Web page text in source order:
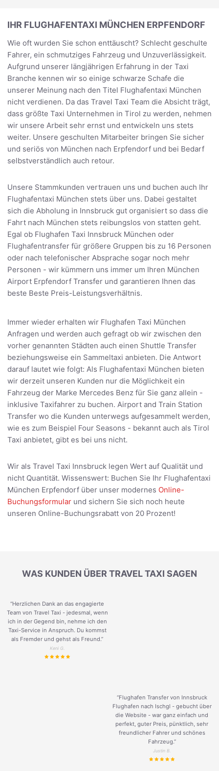
IHR FLUGHAFENTAXI MÜNCHEN ERPFENDORF
Wie oft wurden Sie schon enttäuscht? Schlecht geschulte
Fahrer, ein schmutziges Fahrzeug und Unzuverlässigkeit.
Aufgrund unserer längjährigen Erfahrung in der Taxi
Branche kennen wir so einige schwarze Schafe die
unserer Meinung nach den Titel Flughafentaxi München
nicht verdienen. Da das Travel Taxi Team die Absicht trägt,
dass größte Taxi Unternehmen in Tirol zu werden, nehmen
wir unsere Arbeit sehr ernst und entwickeln uns stets
weiter. Unsere geschulten Mitarbeiter bringen Sie sicher
und seriös von München nach Erpfendorf und bei Bedarf
selbstverständlich auch retour.
Unsere Stammkunden vertrauen uns und buchen auch Ihr
Flughafentaxi München stets über uns. Dabei gestaltet
sich die Abholung in Innsbruck gut organisiert so dass die
Fahrt nach München stets reibungslos von statten geht.
Egal ob Flughafen Taxi Innsbruck München oder
Flughafentransfer für größere Gruppen bis zu 16 Personen
oder nach telefonischer Absprache sogar noch mehr
Personen - wir kümmern uns immer um Ihren München
Airport Erpfendorf Transfer und garantieren Ihnen das
beste Beste Preis-Leistungsverhältnis.
Immer wieder erhalten wir Flughafen Taxi München
Anfragen und werden auch gefragt ob wir zwischen den
vorher genannten Städten auch einen Shuttle Transfer
beziehungsweise ein Sammeltaxi anbieten. Die Antwort
darauf lautet wie folgt: Als Flughafentaxi München bieten
wir derzeit unseren Kunden nur die Möglichkeit ein
Fahrzeug der Marke Mercedes Benz für Sie ganz allein -
inklusive Taxifahrer zu buchen. Airport and Train Station
Transfer wo die Kunden unterwegs aufgesammelt werden,
wie es zum Beispiel Four Seasons - bekannt auch als Tirol
Taxi anbietet, gibt es bei uns nicht.
Wir als Travel Taxi Innsbruck legen Wert auf Qualität und
nicht Quantität. Wissenswert: Buchen Sie Ihr Flughafentaxi
München Erpfendorf über unser modernes Online-
Buchungsformular und sichern Sie sich noch heute
unseren Online-Buchungsrabatt von 20 Prozent!
WAS KUNDEN ÜBER TRAVEL TAXI SAGEN
“Herzlichen Dank an das engagierte
Team von Travel Taxi - jedesmal, wenn
ich in der Gegend bin, nehme ich den
Taxi-Service in Anspruch. Du kommst
als Fremder und gehst als Freund.”
Keni G.
“Flughafen Transfer von Innsbruck
Flughafen nach Ischgl - gebucht über
die Website - war ganz einfach und
perfekt, guter Preis, pünktlich, sehr
freundlicher Fahrer und schönes
Fahrzeug.”
Justin B.